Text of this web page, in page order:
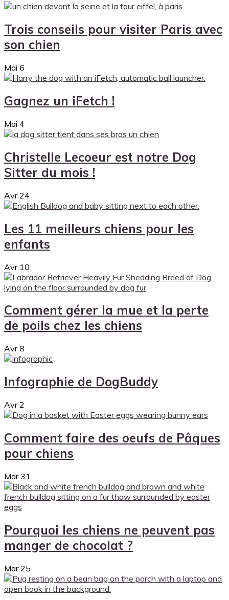
Trois conseils pour visiter Paris avec
son chien
Mai 6
Gagnez un iFetch !
Mai 4
Christelle Lecoeur est notre Dog
Sitter du mois !
Avr 24
Les 11 meilleurs chiens pour les
enfants
Avr 10
Comment gérer la mue et la perte
de poils chez les chiens
Avr 8
Infographie de DogBuddy
Avr 2
Comment faire des oeufs de Pâques
pour chiens
Mar 31
Pourquoi les chiens ne peuvent pas
manger de chocolat ?
Mar 25